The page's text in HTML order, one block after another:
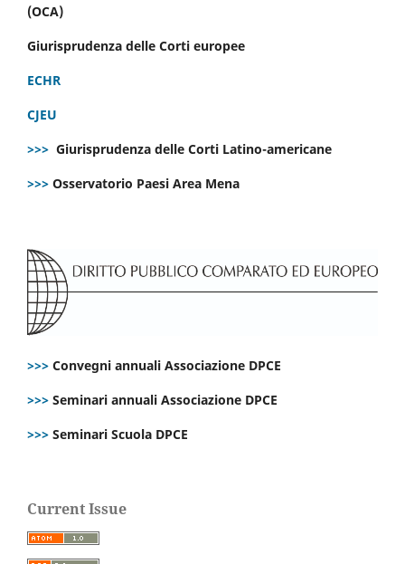
(OCA)
Giurisprudenza delle Corti europee
ECHR
CJEU
>>> Giurisprudenza delle Corti Latino-americane
>>> Osservatorio Paesi Area Mena
>>> Convegni annuali Associazione DPCE
>>> Seminari annuali Associazione DPCE
>>> Seminari Scuola DPCE
Current Issue